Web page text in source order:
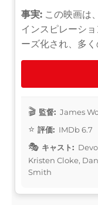
事実: この映画は
インスピレーシ
ーズ化され、多く
監督: James
評価: IMDb 6.7
キャスト:
Kristen Cloke,
Smith